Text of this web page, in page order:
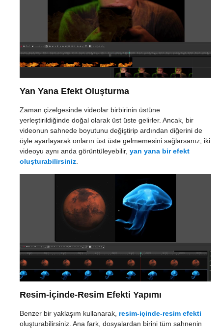
Yan Yana Efekt Oluşturma
Zaman çizelgesinde videolar birbirinin üstüne
yerleştirildiğinde doğal olarak üst üste gelirler. Ancak, bir
videonun sahnede boyutunu değiştirip ardından diğerini de
öyle ayarlayarak onların üst üste gelmemesini sağlarsanız, iki
videoyu aynı anda görüntüleyebilir, yan yana bir efekt
oluşturabilirsiniz
Resim-İçinde-Resim Efekti Yapımı
Benzer bir yaklaşım kullanarak, resim-içinde-resim efekti
oluşturabilirsiniz. Ana fark, dosyalardan birini tüm sahnenin